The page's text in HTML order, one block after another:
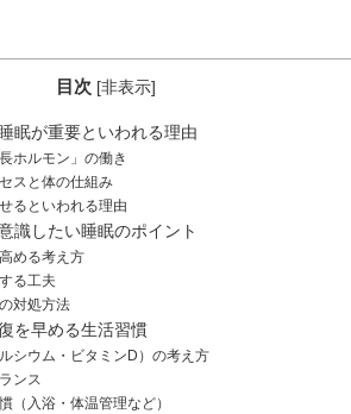
目次 [非表示]
眠が重要といわれる理由
ホルモン」の働き
スと体の仕組み
るといわれる理由
識したい睡眠のポイント
める考え方
る工夫
対処方法
を早める生活習慣
シウム・ビタミンD）の考え方
ンス
（入浴・体温管理など）